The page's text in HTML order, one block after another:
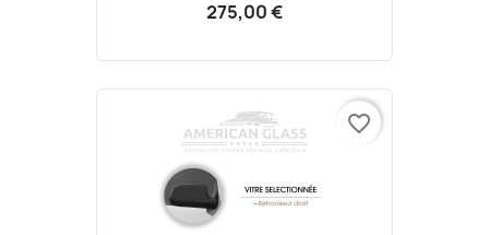
275,00 €
favorite_border